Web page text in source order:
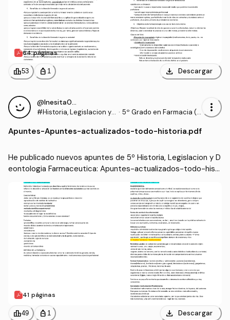
64 páginas
leaderboard53 personal_bag 1 download Descargar
@Inesita010
#Historia, Legislacion y
ca
· 5º Grado en Farmacia (U
more_vert
Apuntes-Apuntes-actualizados-todo-historia.pdf
He publicado nuevos apuntes de 5º Historia, Legislacion y D
eontologia Farmaceutica: Apuntes-actualizados-todo-hist
oria.pdf
41 páginas
leaderboard49 personal_bag 1 download Descargar